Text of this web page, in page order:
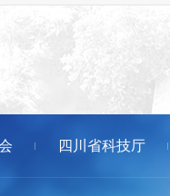
四川省科技厅